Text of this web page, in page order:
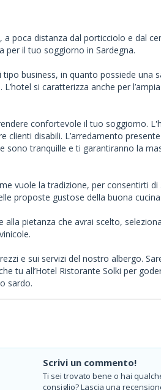
a poca distanza dal porticciolo e dal
il tuo soggiorno in Sardegna.
business, in quanto possiede una
si caratterizza anche per
confortevole il tuo soggiorno.
clienti disabili. L’arredamento
sono tranquille e ti garantiranno la
vuole la tradizione, per consentirti
proposte gustose della buona
pietanza che avrai scelto,
e sui servizi del nostro albergo.
tu all’Hotel Ristorante Solki per
sardo.
Scrivi un commento!
Ti sei trovato bene o hai
consiglio? Lascia una